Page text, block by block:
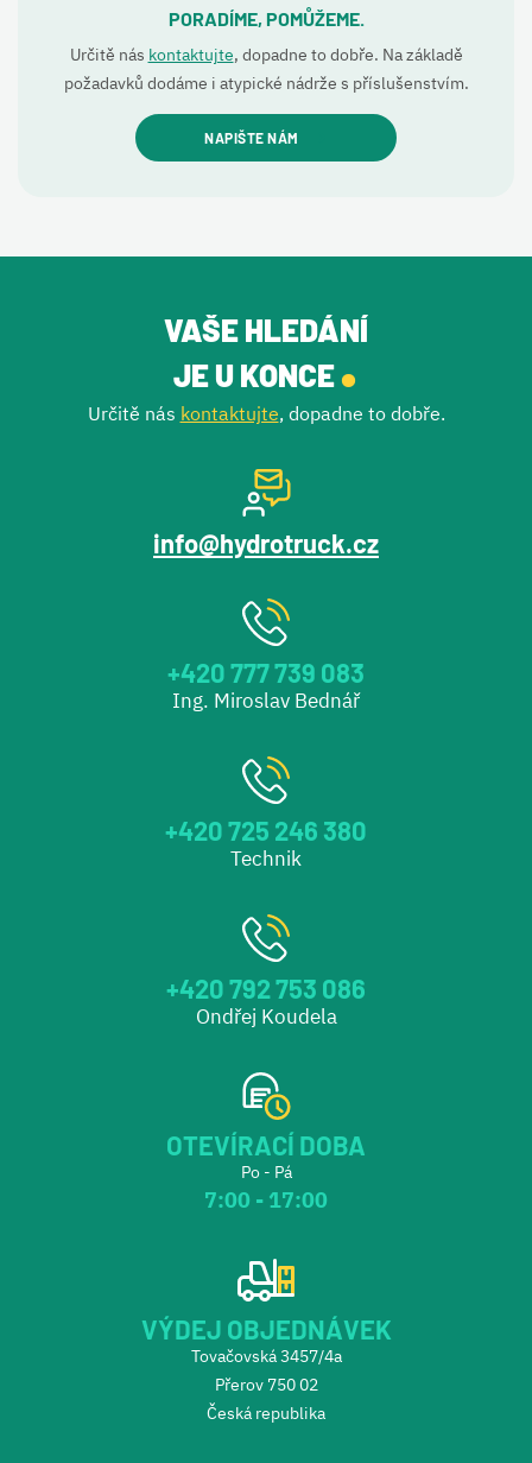
PORADÍME, POMŮŽEME.
Určitě nás kontaktujte, dopadne to dobře. Na základě
požadavků dodáme i atypické nádrže s příslušenstvím.
NAPIŠTE NÁM
VAŠE HLEDÁNÍ
JE U KONCE.
Určitě nás kontaktujte, dopadne to dobře.
info@hydrotruck.cz
+420 777 739 083
Ing. Miroslav Bednář
+420 725 246 380
Technik
+420 792 753 086
Ondřej Koudela
OTEVÍRACÍ DOBA
Po - Pá
7:00 - 17:00
VÝDEJ OBJEDNÁVEK
Tovačovská 3457/4a
Přerov 750 02
Česká republika